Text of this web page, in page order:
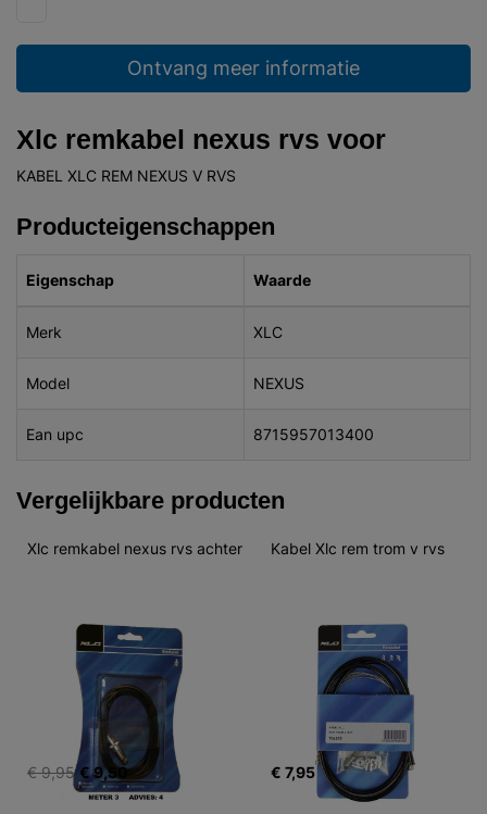
Ontvang meer informatie
Xlc remkabel nexus rvs voor
KABEL XLC REM NEXUS V RVS
Producteigenschappen
Eigenschap Waarde
Merk XLC
Model NEXUS
Ean upc 8715957013400
Vergelijkbare producten
Xlc remkabel nexus rvs achter
€ 9,95 € 9,50
Kabel Xlc rem trom v rvs
€ 7,95